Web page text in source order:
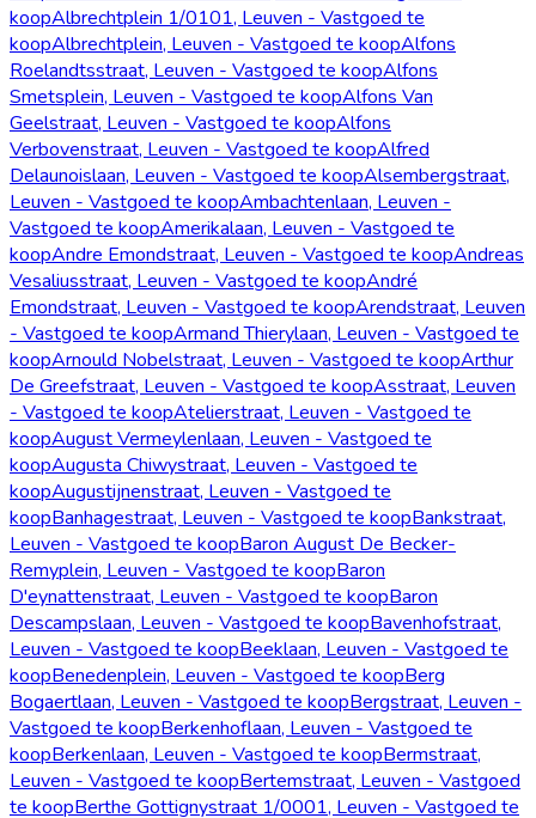
koopAlbrechtplein 1/0101, Leuven - Vastgoed te
koopAlbrechtplein, Leuven - Vastgoed te koopAlfons
Roelandtsstraat, Leuven - Vastgoed te koopAlfons
Smetsplein, Leuven - Vastgoed te koopAlfons Van
Geelstraat, Leuven - Vastgoed te koopAlfons
Verbovenstraat, Leuven - Vastgoed te koopAlfred
Delaunoislaan, Leuven - Vastgoed te koopAlsembergstraat,
Leuven - Vastgoed te koopAmbachtenlaan, Leuven -
Vastgoed te koopAmerikalaan, Leuven - Vastgoed te
koopAndre Emondstraat, Leuven - Vastgoed te koopAndreas
Vesaliusstraat, Leuven - Vastgoed te koopAndré
Emondstraat, Leuven - Vastgoed te koopArendstraat, Leuven
- Vastgoed te koopArmand Thierylaan, Leuven - Vastgoed te
koopArnould Nobelstraat, Leuven - Vastgoed te koopArthur
De Greefstraat, Leuven - Vastgoed te koopAsstraat, Leuven
- Vastgoed te koopAtelierstraat, Leuven - Vastgoed te
koopAugust Vermeylenlaan, Leuven - Vastgoed te
koopAugusta Chiwystraat, Leuven - Vastgoed te
koopAugustijnenstraat, Leuven - Vastgoed te
koopBanhagestraat, Leuven - Vastgoed te koopBankstraat,
Leuven - Vastgoed te koopBaron August De Becker-
Remyplein, Leuven - Vastgoed te koopBaron
D'eynattenstraat, Leuven - Vastgoed te koopBaron
Descampslaan, Leuven - Vastgoed te koopBavenhofstraat,
Leuven - Vastgoed te koopBeeklaan, Leuven - Vastgoed te
koopBenedenplein, Leuven - Vastgoed te koopBerg
Bogaertlaan, Leuven - Vastgoed te koopBergstraat, Leuven -
Vastgoed te koopBerkenhoflaan, Leuven - Vastgoed te
koopBerkenlaan, Leuven - Vastgoed te koopBermstraat,
Leuven - Vastgoed te koopBertemstraat, Leuven - Vastgoed
te koopBerthe Gottignystraat 1/0001, Leuven - Vastgoed te